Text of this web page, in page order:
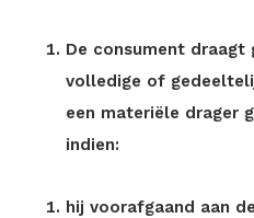
De consument draagt
volledige of
een materiële drager
indien:
hij voorafgaand aan